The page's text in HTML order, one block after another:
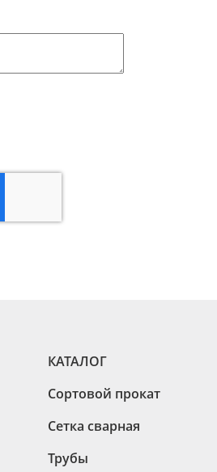
КАТАЛОГ
Сортовой прокат
Сетка сварная
Трубы